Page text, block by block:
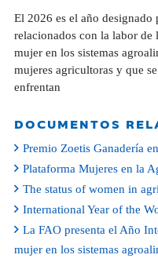
El 2026 es el año
relacionados con la labor de
mujer en los sistemas
mujeres agricultoras y que
enfrentan
DOCUMENTOS
Premio Zoetis Ganadería
Plataforma Mujeres en la
The status of women in
International Year of the
La FAO presenta el Año
mujer en los sistemas